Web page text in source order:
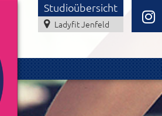
Studioübersicht
Ladyfit Jenfeld